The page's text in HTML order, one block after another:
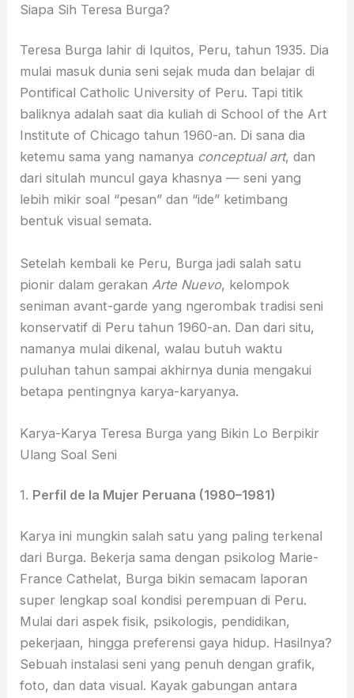
Siapa Sih Teresa Burga?
Teresa Burga lahir di Iquitos, Peru, tahun 1935. Dia
mulai masuk dunia seni sejak muda dan belajar di
Pontifical Catholic University of Peru. Tapi titik
baliknya adalah saat dia kuliah di School of the Art
Institute of Chicago tahun 1960-an. Di sana dia
ketemu sama yang namanya conceptual art, dan
dari situlah muncul gaya khasnya — seni yang
lebih mikir soal “pesan” dan “ide” ketimbang
bentuk visual semata.
Setelah kembali ke Peru, Burga jadi salah satu
pionir dalam gerakan Arte Nuevo, kelompok
seniman avant-garde yang ngerombak tradisi seni
konservatif di Peru tahun 1960-an. Dan dari situ,
namanya mulai dikenal, walau butuh waktu
puluhan tahun sampai akhirnya dunia mengakui
betapa pentingnya karya-karyanya.
Karya-Karya Teresa Burga yang Bikin Lo Berpikir
Ulang Soal Seni
1. Perfil de la Mujer Peruana (1980–1981)
Karya ini mungkin salah satu yang paling terkenal
dari Burga. Bekerja sama dengan psikolog Marie-
France Cathelat, Burga bikin semacam laporan
super lengkap soal kondisi perempuan di Peru.
Mulai dari aspek fisik, psikologis, pendidikan,
pekerjaan, hingga preferensi gaya hidup. Hasilnya?
Sebuah instalasi seni yang penuh dengan grafik,
foto, dan data visual. Kayak gabungan antara